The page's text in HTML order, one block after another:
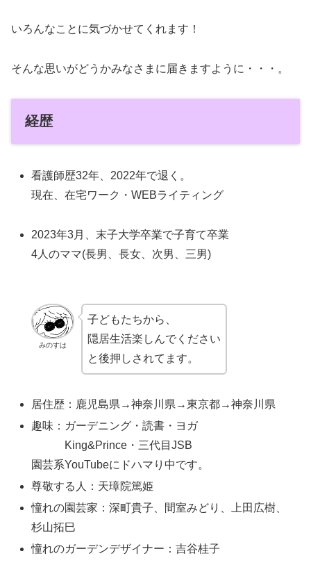
いろんなことに気づかせてくれます！
そんな思いがどうかみなさまに届きますように・・・。
経歴
看護師歴32年、2022年で退く。
現在、在宅ワーク・WEBライティング
2023年3月、末子大学卒業で子育て卒業
4人のママ(長男、長女、次男、三男)
みのすは
子どもたちから、
隠居生活楽しんでください
と後押しされてます。
居住歴：鹿児島県→神奈川県→東京都→神奈川県
趣味：ガーデニング・読書・ヨガ
King&Prince・三代目JSB
園芸系YouTubeにドハマり中です。
尊敬する人：天璋院篤姫
憧れの園芸家：深町貴子、間室みどり、上田広樹、
杉山拓巳
憧れのガーデンデザイナー：吉谷桂子